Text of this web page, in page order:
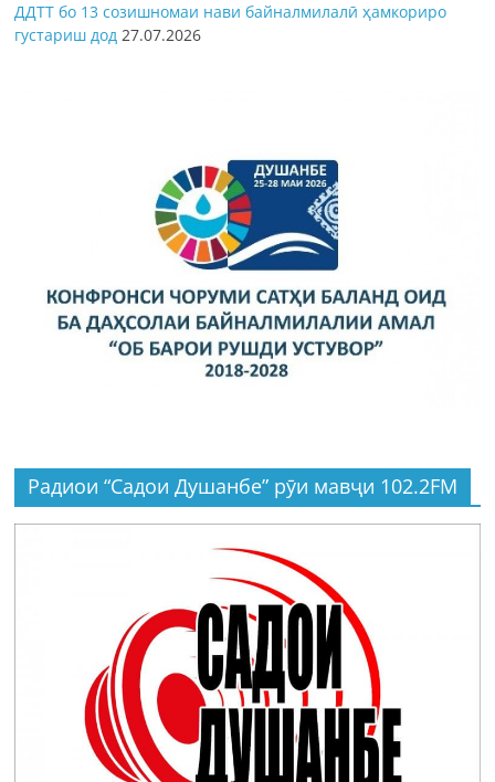
ДДТТ бо 13 созишномаи нави байналмилалӣ ҳамкориро
густариш дод 27.07.2026
Радиои “Садои Душанбе” рӯи мавҷи 102.2FM